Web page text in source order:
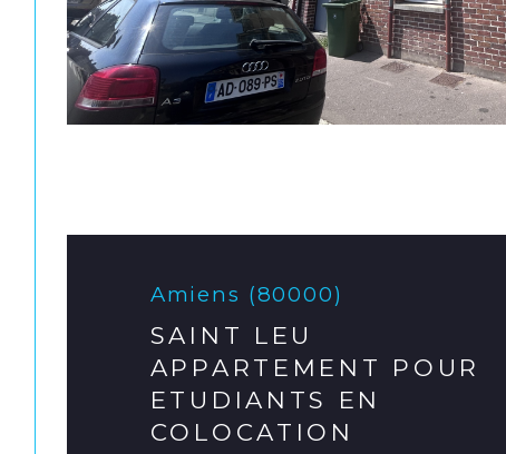
Amiens (80000)
SAINT LEU
APPARTEMENT POUR
ETUDIANTS EN
COLOCATION